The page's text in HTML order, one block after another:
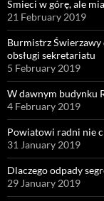
Śmieci w górę, ale
21 February 2019
Burmistrz Świerzawy
obsługi sekretariatu
5 February 2019
W dawnym budynku
4 February 2019
Powiatowi radni nie
31 January 2019
Dlaczego odpady
29 January 2019